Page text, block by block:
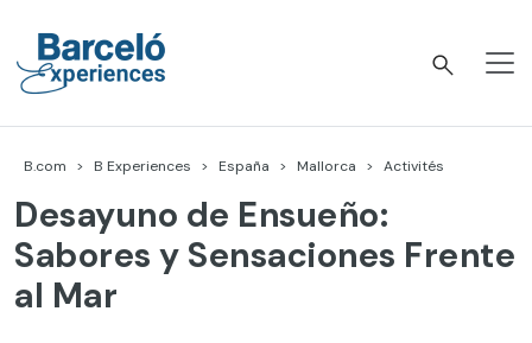
contenu
B.com B Experiences España Mallorca Activités
Desayuno de Ensueño:
Sabores y Sensaciones Frente
al Mar